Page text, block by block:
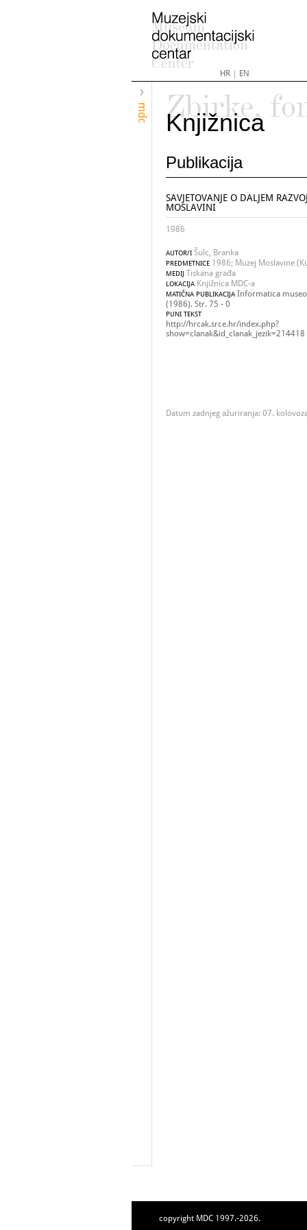
HR| EN
mdc
Zbirke,
Knjižnica
Publikacija
SAVJETOVANJE O DALJEM
MOSLAVINI
1986
AUTOR/I Šulc, Branka
PREDMETNICE 1986; Muzej Moslavine
MEDIJ Tiskana građa
LOKACIJA Knjižnica MDC-a
MATIČNA PUBLIKACIJA Informatica
(1986). Str. 75 - 0
PUNI TEKST
http://hrcak.srce.hr/index.php?
show=clanak&id_clanak_jezik=214418
Datum zadnjeg ažuriranja: 07.
copyright MDC 1997.-2026.